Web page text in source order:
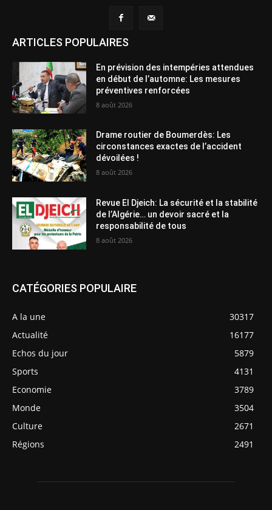
ARTICLES POPULAIRES
En prévision des intempéries attendues
en début de l’automne: Les mesures
préventives renforcées
8 août 2026
Drame routier de Boumerdès: Les
circonstances exactes de l’accident
dévoilées !
8 août 2026
Revue El Djeich: La sécurité et la stabilité
de l’Algérie… un devoir sacré et la
responsabilité de tous
8 août 2026
CATÉGORIES POPULAIRE
A la une
30317
Actualité
16177
Echos du jour
5879
Sports
4131
Economie
3789
Monde
3504
Culture
2671
Régions
2491